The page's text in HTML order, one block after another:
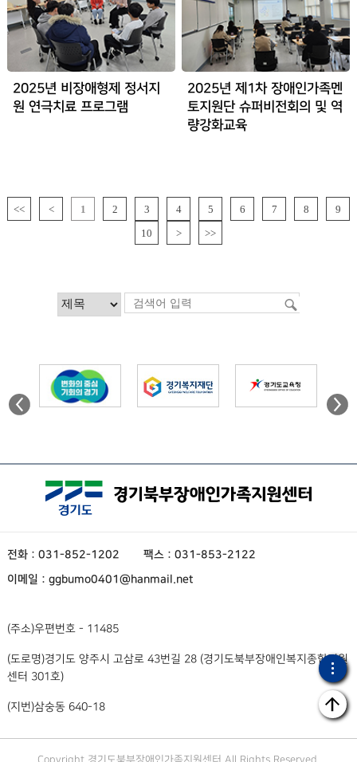
2025년 비장애형제 정서지
원 연극치료 프로그램
2025년 제1차 장애인가족멘
토지원단 슈퍼비전회의 및 역
량강화교육
<< < 1 2 3 4 5 6 7 8
9
10
> >>
전화 : 031-852-1202
팩스 : 031-853-2122
이메일 : ggbumo0401@hanmail.net
(주소)우편번호 - 11485
(도로명)경기도 양주시 고삼로 43번길 28 (경기도북부장애인복지종합지원
센터 301호)
(지번)삼숭동 640-18
Copyright 경기도북부장애인가족지원센터 All Rights Reserved.